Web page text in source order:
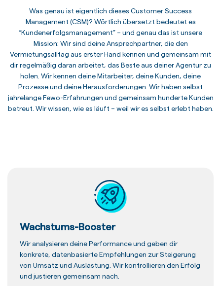
Was genau ist eigentlich dieses Customer Success
Management (CSM)? Wörtlich übersetzt bedeutet es
“Kundenerfolgsmanagement” – und genau das ist unsere
Mission: Wir sind deine Ansprechpartner, die den
Vermietungsalltag aus erster Hand kennen und gemeinsam mit
dir regelmäßig daran arbeitet, das Beste aus deiner Agentur zu
holen. Wir kennen deine Mitarbeiter, deine Kunden, deine
Prozesse und deine Herausforderungen. Wir haben selbst
jahrelange Fewo-Erfahrungen und gemeinsam hunderte Kunden
betreut. Wir wissen, wie es läuft – weil wir es selbst erlebt haben.
Wachstums-Booster
Wir analysieren deine Performance und geben dir
konkrete, datenbasierte Empfehlungen zur Steigerung
von Umsatz und Auslastung. Wir kontrollieren den Erfolg
und justieren gemeinsam nach.